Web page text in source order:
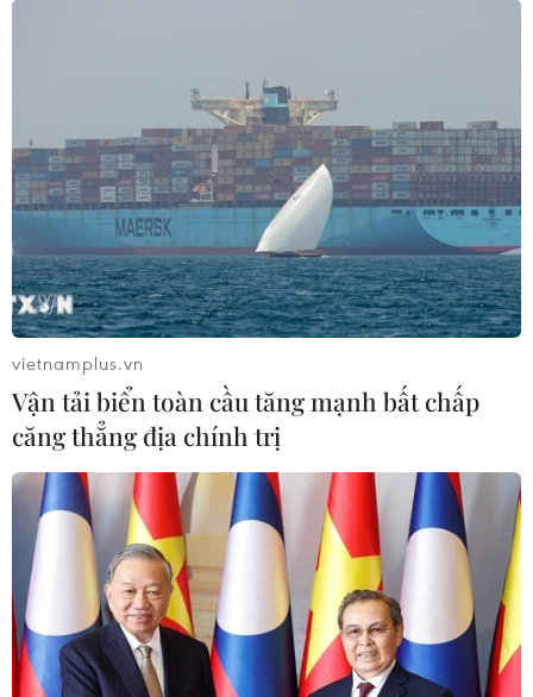
vietnamplus.vn
Vận tải biển toàn cầu tăng mạnh bất chấp
căng thẳng địa chính trị